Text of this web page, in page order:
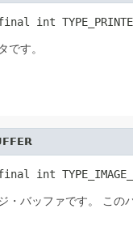
int
です。
int
・バッファです。 この